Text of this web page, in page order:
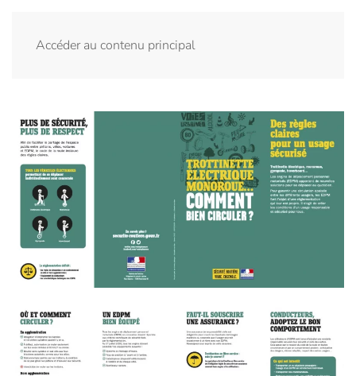
Accéder au contenu principal